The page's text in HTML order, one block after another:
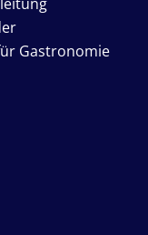
Gastronomie